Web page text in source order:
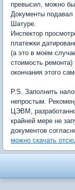
превысил, можно
Документы подавал
Шатуре.
Инспектор
платежки
(а это в моем
стоимость
окончания этого
P.S. Заполнить
непростым.
ЦЭВМ,
крайней мере не
документов
можно скачать